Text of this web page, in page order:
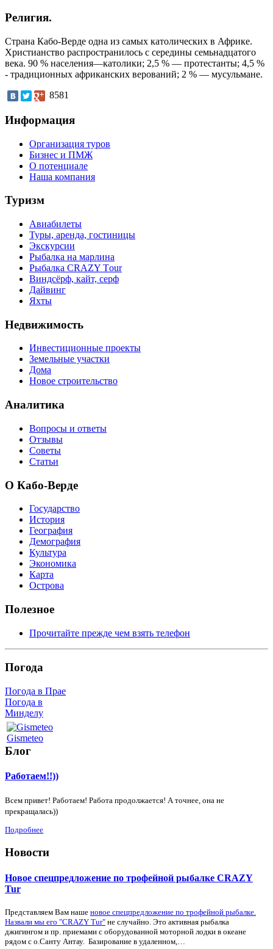
Религия.
Страна Кабо-Верде одна из самых католических в Африке.
Христианство распространилось с середины семьнадцатого
века. 90 % населения—католики; 2,5 % — протестанты; 4,5 %
- традиционных африканских верований; 2 % — мусульмане.
8581
Информация
Организация туров
Бизнес и ПМЖ
О потенциале
Наша компания
Туризм
Авиабилеты
Туры, аренда, гостиницы
Экскурсии
Рыбалка на марлина
Рыбалка CRAZY Тour
Виндсёрф, кайт, серф
Дайвинг
Яхты
Недвижимость
Инвестиционные проекты
Земельные участки
Дома
Новое строительство
Аналитика
Вопросы и ответы
Отзывы
Советы
Статьи
О Кабо-Верде
Государство
История
География
Демография
Культура
Экономика
Карта
Острова
Полезное
Прочитайте прежде чем взять телефон
Погода
Погода в Прае
Погода в
Минделу
Gismeteo
Блог
Работаем!!))
Всем привет! Работаем! Работа продолжается! А точнее, она не
прекращалась))
Подробнее
Новости
Новое спецпредложение по трофейной рыбалке CRAZY
Tur
Представляем Вам наше новое спецпредложение по трофейной рыбалке.
Назвали мы его "CRAZY Tur" не случайно. Это активная рыбалка
джигингом и пр. приемами с оборудованной моторной лодки в океане
рядом с о.Санту Антау. Базирование в удаленном,…